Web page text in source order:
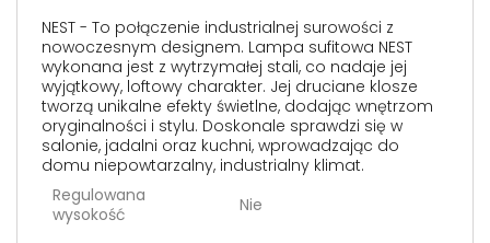
NEST - To połączenie industrialnej surowości z
nowoczesnym designem. Lampa sufitowa NEST
wykonana jest z wytrzymałej stali, co nadaje jej
wyjątkowy, loftowy charakter. Jej druciane klosze
tworzą unikalne efekty świetlne, dodając wnętrzom
oryginalności i stylu. Doskonale sprawdzi się w
salonie, jadalni oraz kuchni, wprowadzając do
domu niepowtarzalny, industrialny klimat.
Regulowana
wysokość
Nie